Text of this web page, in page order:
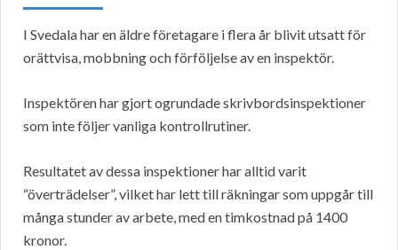
I Svedala har en äldre företagare i flera år blivit utsatt för
orättvisa, mobbning och förföljelse av en inspektör.
Inspektören har gjort ogrundade skrivbordsinspektioner
som inte följer vanliga kontrollrutiner.
Resultatet av dessa inspektioner har alltid varit
“överträdelser”, vilket har lett till räkningar som uppgår till
många stunder av arbete, med en timkostnad på 1400
kronor.